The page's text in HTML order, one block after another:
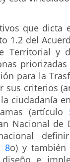
que dicta
1.2 del
Territorial y
priorizadas
para la
sus criterios
ciudadanía
(artículo
Nacional de
8o) y también
e